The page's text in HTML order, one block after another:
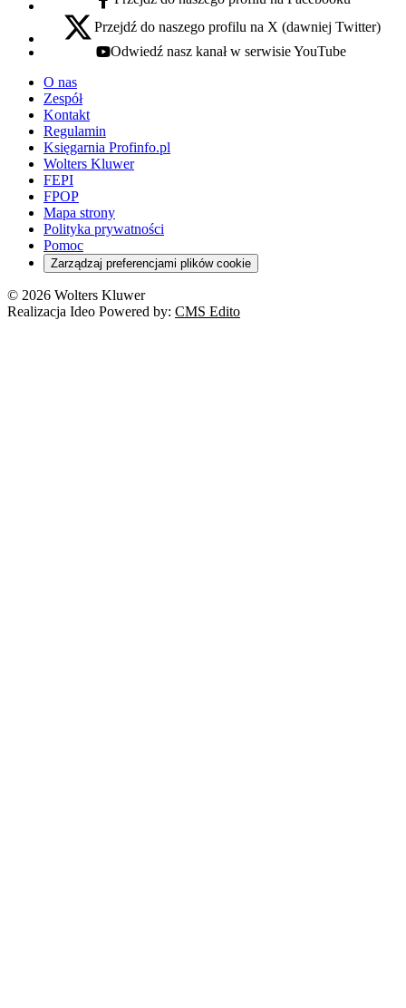
facebook - otwiera się w nowej karcie
x - otwiera się w nowej karcie
Przejdź do naszego profilu na X (dawniej Twitter)
youtube - otwiera się w nowej karcie
Odwiedź nasz kanał w serwisie YouTube
O nas
Zespół
Kontakt
Regulamin
Księgarnia Profinfo.pl
Wolters Kluwer
FEPI
FPOP
Mapa strony
Polityka prywatności
Pomoc
Zarządzaj preferencjami plików cookie
© 2026 Wolters Kluwer
Realizacja Ideo Powered by: CMS Edito